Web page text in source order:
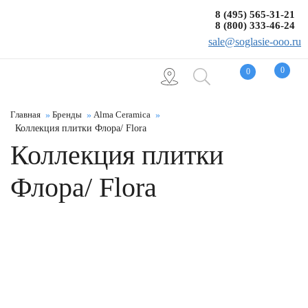
0 0
8 (495) 565-31-21
8 (800) 333-46-24
sale@soglasie-ooo.ru
Главная Бренды
Alma Ceramica
Коллекция плитки Флора/ Flora
Коллекция плитки
Флора/ Flora